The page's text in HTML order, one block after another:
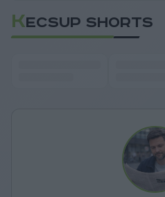
KECSUP SHORTS